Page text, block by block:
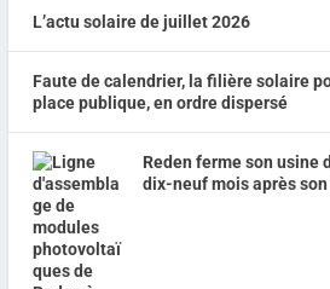
L’actu solaire de juillet 2026
Faute de calendrier, la filière solaire
place publique, en ordre dispersé
Reden ferme son usine
dix-neuf mois après